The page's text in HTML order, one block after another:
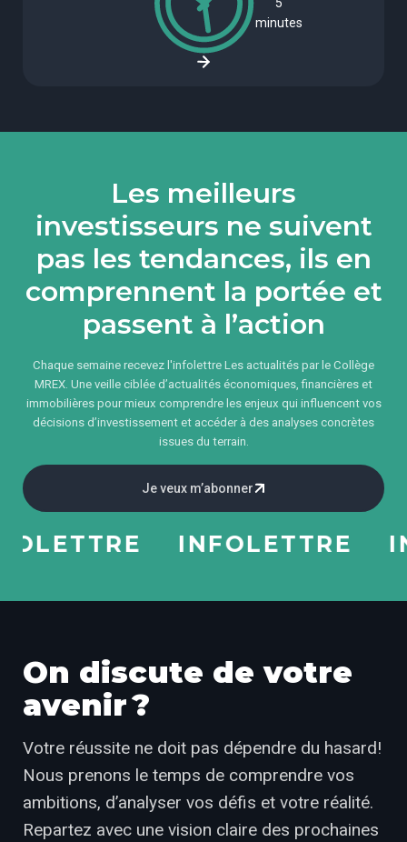
minutes
Les meilleurs
investisseurs ne suivent
pas les tendances, ils en
comprennent la portée et
passent à l’action
Chaque semaine recevez l'infolettre Les actualités par le Collège
MREX. Une veille ciblée d’actualités économiques, financières et
immobilières pour mieux comprendre les enjeux qui influencent vos
décisions d’investissement et accéder à des analyses concrètes
issues du terrain.
Je veux m’abonner
INFOLETTRE
On discute de votre
avenir ?
Votre réussite ne doit pas dépendre du hasard!
Nous prenons le temps de comprendre vos
ambitions, d’analyser vos défis et votre réalité.
Repartez avec une vision claire des prochaines